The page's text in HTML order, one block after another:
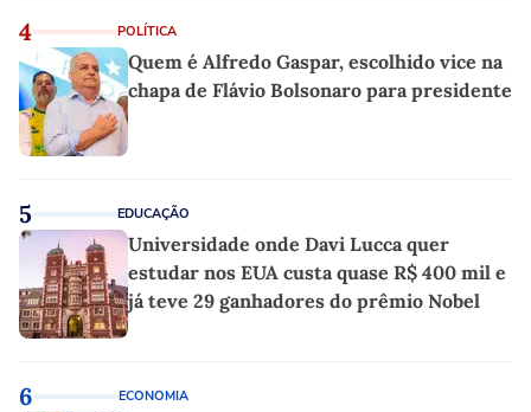
4 POLÍTICA
Quem é Alfredo Gaspar, escolhido vice na
chapa de Flávio Bolsonaro para presidente
5 EDUCAÇÃO
Universidade onde Davi Lucca quer
estudar nos EUA custa quase R$ 400 mil e
já teve 29 ganhadores do prêmio Nobel
6 ECONOMIA